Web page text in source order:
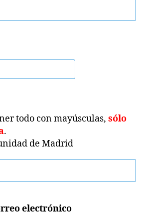
todo con mayúsculas, sólo
.
de Madrid
electrónico